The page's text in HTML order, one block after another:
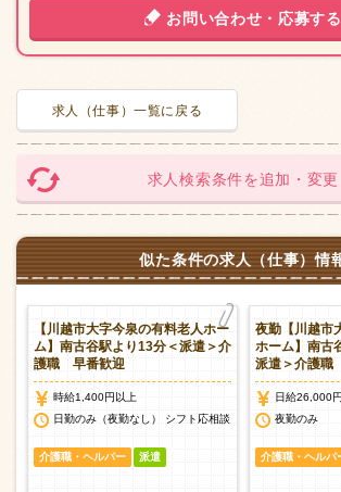
お問い合わせ・応募する
求人（仕事）一覧に戻る
求人検索条件を追加・変更
似た条件の求人（仕事）情
【川越市大字今泉の有料老人ホー
ム】南古谷駅より13分＜派遣＞介
護職 早番歓迎
時給1,400円以上
日勤のみ（夜勤なし） シフト応相談
介護職・ヘルパー 派遣
夜勤【川越市
ホーム】南古
派遣＞介護職
日給26,000
夜勤のみ
介護職・ヘルパ